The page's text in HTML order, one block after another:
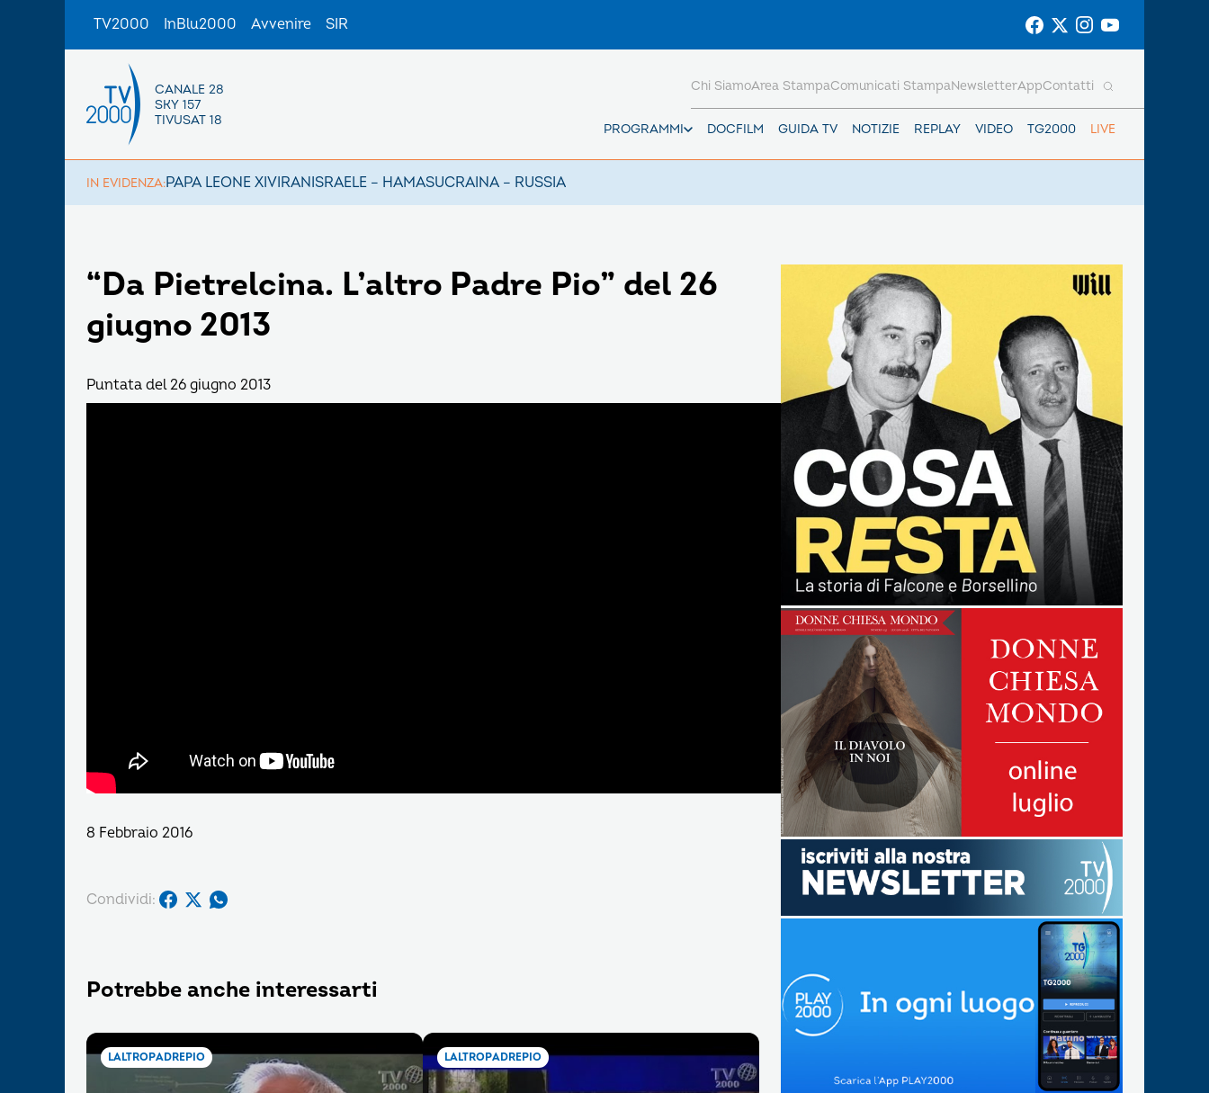
TV2000 InBlu2000 Avvenire SIR
CANALE 28
SKY 157
TIVUSAT 18
PROGRAMMI DOCFILM GUIDA TV NOTIZIE REPLAY VIDEO TG2000 LIVE
Chi SiamoArea StampaComunicati StampaNewsletterAppContatti
IN EVIDENZA:PAPA LEONE XIVIRANISRAELE – HAMASUCRAINA – RUSSIA
“Da Pietrelcina. L’altro Padre Pio” del 26
giugno 2013
Puntata del 26 giugno 2013
8 Febbraio 2016
Condividi:
Potrebbe anche interessarti
LALTROPADREPIO LALTROPADREPIO